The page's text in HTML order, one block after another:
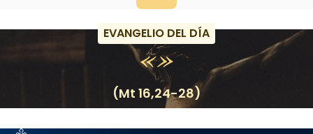
EVANGELIO DEL DÍA
(Mt 16,24-28)